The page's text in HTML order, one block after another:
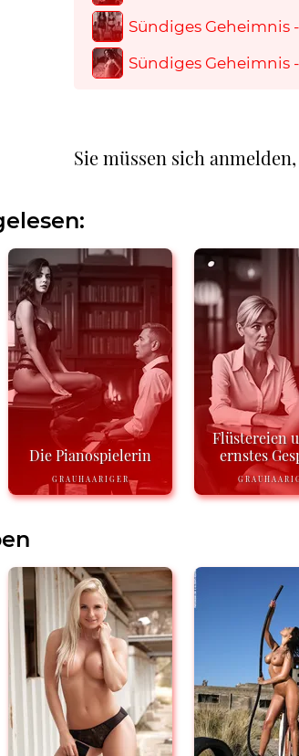
Sündiges Geheimnis
Sündiges Geheimnis
Sie müssen sich
Die Pianospielerin
GRAUHAARIGER
Flüstereien
ernstes